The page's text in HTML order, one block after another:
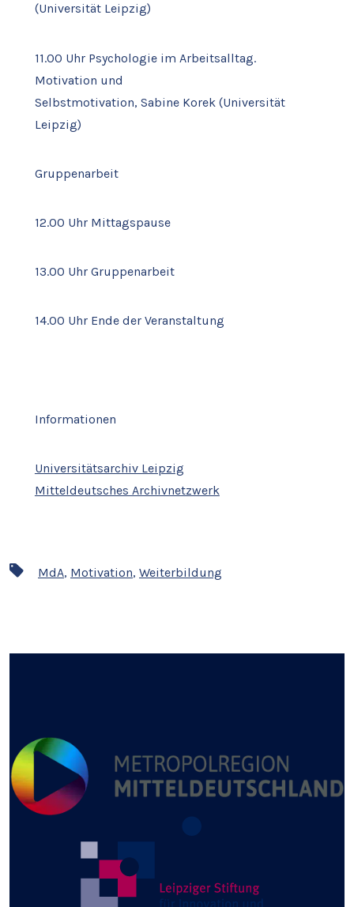
(Universität Leipzig)
11.00 Uhr Psychologie im Arbeitsalltag.
Motivation und
Selbstmotivation, Sabine Korek (Universität
Leipzig)
Gruppenarbeit
12.00 Uhr Mittagspause
13.00 Uhr Gruppenarbeit
14.00 Uhr Ende der Veranstaltung
Informationen
Universitätsarchiv Leipzig
Mitteldeutsches Archivnetzwerk
Schlagwörter
MdA, Motivation, Weiterbildung